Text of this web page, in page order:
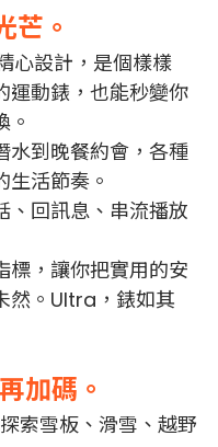
芒。
設計，是個樣樣
運動錶，也能秒變你
。
水到晚餐約會，各種
活節奏。
、回訊息、串流播放
標，讓你把實用的安
然。 Ultra，錶如其
加碼。
索雪板、滑雪、越野